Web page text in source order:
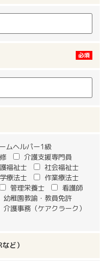
ムヘルパー1級
介護支援専門員
福祉士
社会福祉士
療法士
作業療法士
管理栄養士
看護師
幼稚園教諭・教員免許
介護事務（ケアクラーク）
ど）